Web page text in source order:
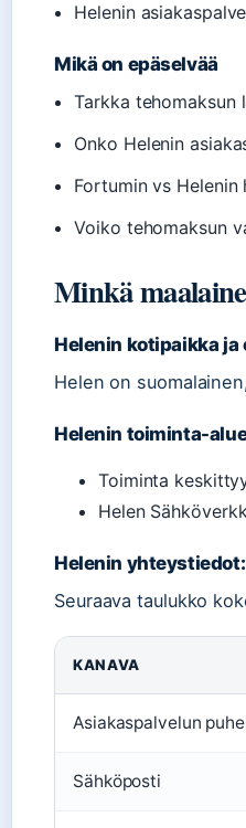
Helenin
Mikä on epäselvää
Tarkka tehomaksun
Onko Helenin
Fortumin vs
Voiko tehomaksun
Minkä
Helenin kotipaikka ja
Helen on
Helenin toiminta-
Toiminta
Helen
Helenin
Seuraava taulukko
KANAVA
Asiakaspalvelun
Sähköposti